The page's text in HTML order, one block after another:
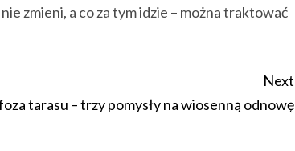
zmieni, a co za tym idzie – można traktować
Next
tarasu – trzy pomysły na wiosenną odnowę